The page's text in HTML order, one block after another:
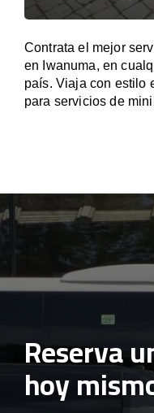
Contrata el mejor
en Iwanuma, en
país. Viaja con estilo
para servicios de
Reserva
hoy